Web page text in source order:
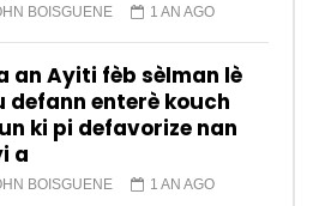
BOISGUENE 1 AN AGO
an Ayiti fèb sèlman lè
defann enterè kouch
ki pi defavorize nan
a
BOISGUENE 1 AN AGO